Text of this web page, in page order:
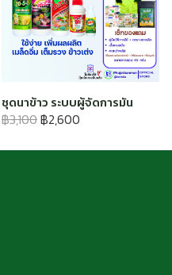
ชุดนาข้าว ระบบผู้จัดการมัน
฿3,100฿2,600